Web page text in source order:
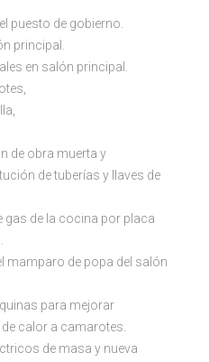
puesto de gobierno.
principal.
en salón principal.
de obra muerta y
de tuberías y llaves de
de la cocina por placa
mamparo de popa del salón
para mejorar
calor a camarotes.
de masa y nueva